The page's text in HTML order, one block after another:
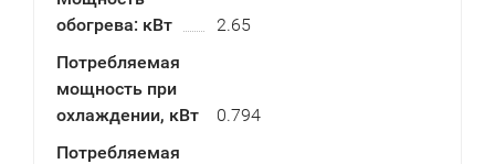
обогрева: кВт
2.65
Потребляемая
мощность при
охлаждении, кВт
0.794
Потребляемая